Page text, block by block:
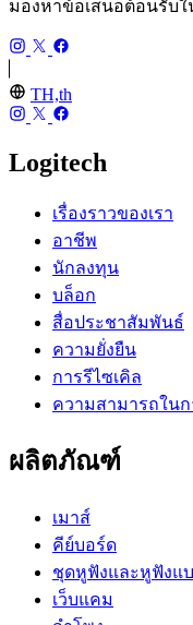
มองหาข้อเสนอต้อนรับ
TH,th
Logitech
เรื่องราวของเรา
อาชีพ
นักลงทุน
บล็อก
สื่อประชาสัมพันธ์
ความยั่งยืน
การรีไซเคิล
ความสามารถในก
ผลิตภัณฑ์
เมาส์
คีย์บอร์ด
ชุดหูฟังและหูฟังแ
เว็บแคม